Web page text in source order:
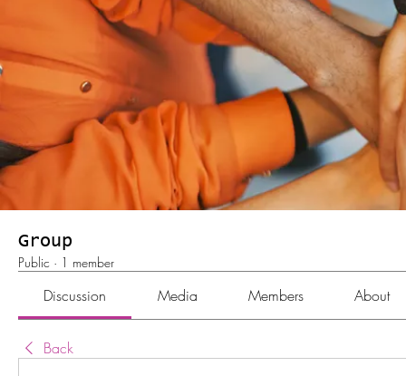
Group
Public · 1 member
Discussion Media Members About
Back